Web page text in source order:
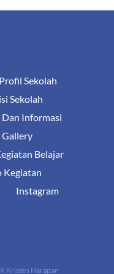
Profil Sekolah
Sekolah
Informasi
Gallery
Belajar
Kegiatan
Instagram
Kristen Harapan